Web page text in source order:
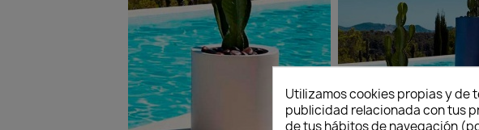
Utilizamos cookies propias y de
publicidad relacionada con tus
de tus hábitos de navegación